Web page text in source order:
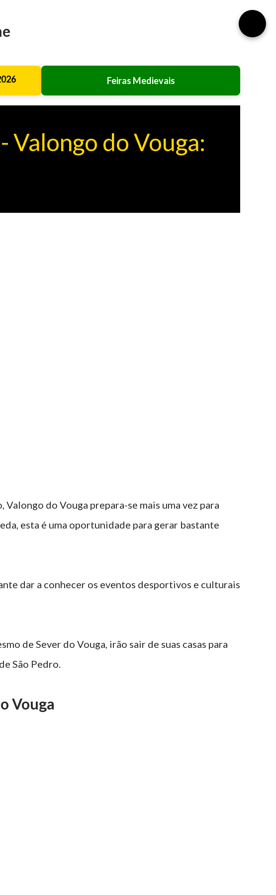
Feiras Medievais
Valongo do Vouga:
do Vouga prepara-se mais uma vez para
esta é uma oportunidade para gerar bastante
dar a conhecer os eventos desportivos e culturais
de Sever do Vouga, irão sair de suas casas para
São Pedro.
Vouga